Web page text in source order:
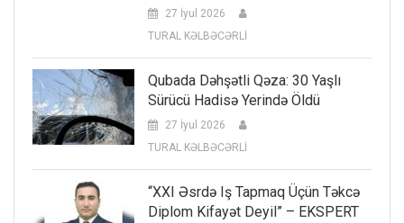
27 İyul 2026
TURAL KƏLBƏCƏRLİ
Qubada Dəhşətli Qəza: 30 Yaşlı
Sürücü Hadisə Yerində Öldü
27 İyul 2026
TURAL KƏLBƏCƏRLİ
“XXI Əsrdə Iş Tapmaq Üçün Təkcə
Diplom Kifayət Deyil” – EKSPERT